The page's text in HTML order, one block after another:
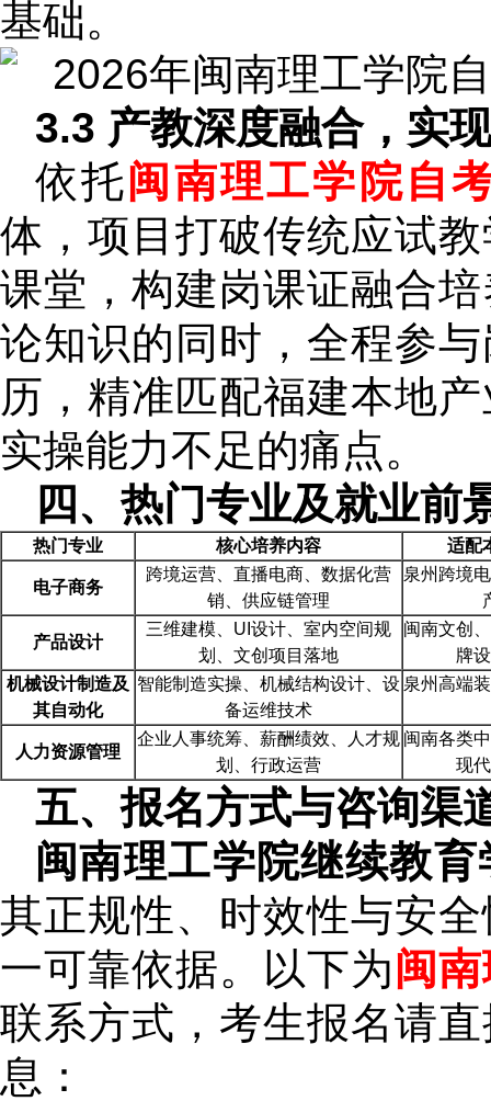
基础。
3.3 产教深度融合，实
依托闽南理工学院自
体，项目打破传统应试
课堂，构建岗课证融合
论知识的同时，全程参
历，精准匹配福建本地
实操能力不足的痛点。
四、热门专业及就业前
热门专业 核心培养内容 适配
电子商务
跨境运营、直播电商、数据化营
销、供应链管理
泉州跨境
产品设计
三维建模、UI设计、室内空间规
划、文创项目落地
闽南文创
牌
机械设计制造及
其自动化
智能制造实操、机械结构设计、设
备运维技术
泉州高端
人力资源管理
企业人事统筹、薪酬绩效、人才规
划、行政运营
闽南各类
现
五、报名方式与咨询渠
闽南理工学院继续教育
其正规性、时效性与安
一可靠依据。以下为闽
联系方式，考生报名请
息：